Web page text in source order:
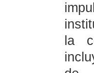
la